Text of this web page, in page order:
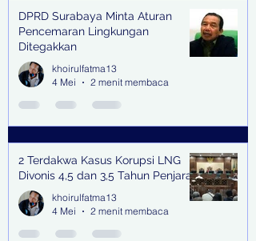
DPRD Surabaya Minta Aturan
Pencemaran Lingkungan
Ditegakkan
khoirulfatma13
4 Mei
2 menit membaca
2 Terdakwa Kasus Korupsi LNG
Divonis 4,5 dan 3,5 Tahun Penjara
khoirulfatma13
4 Mei
2 menit membaca